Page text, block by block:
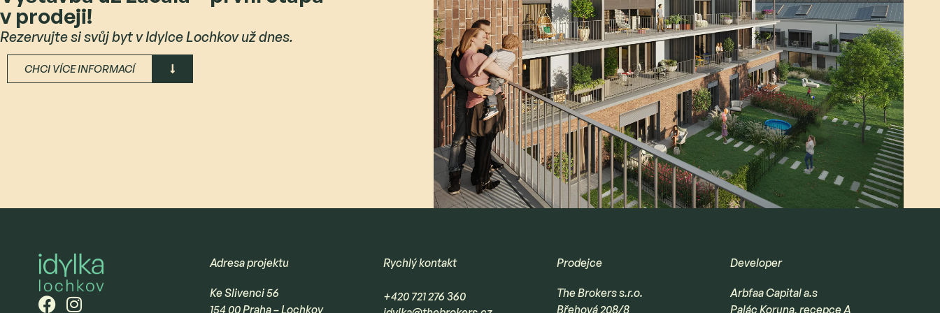
v prodeji!
Rezervujte si svůj byt v Idylce Lochkov už dnes.
CHCI VÍCE INFORMACÍ
Adresa projektu
Ke Slivenci 56
154 00 Praha – Lochkov
Rychlý kontakt
+420 721 276 360
Prodejce
The Brokers s.r.o.
Břehová 208/8
Developer
Arbfaa Capital a.s
Palác Koruna, recepce A